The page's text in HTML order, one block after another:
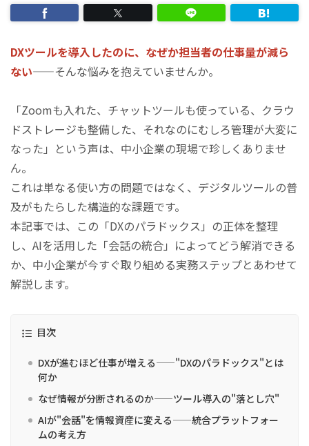
DXツールを導入したのに、なぜか担当者の仕事量が減ら
ない——そんな悩みを抱えていませんか。
「Zoomも入れた、チャットツールも使っている、クラウ
ドストレージも整備した、それなのにむしろ管理が大変に
なった」という声は、中小企業の現場で珍しくありませ
ん。
これは単なる使い方の問題ではなく、デジタルツールの普
及がもたらした構造的な課題です。
本記事では、この「DXのパラドックス」の正体を整理
し、AIを活用した「会話の統合」によってどう解消できる
か、中小企業が今すぐ取り組める実務ステップとあわせて
解説します。
目次
DXが進むほど仕事が増える——"DXのパラドックス"とは
何か
なぜ情報が分断されるのか——ツール導入の"落とし穴"
AIが"会話"を情報資産に変える——統合プラットフォー
ムの考え方